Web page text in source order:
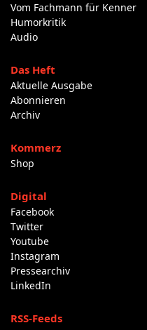
Vom Fachmann für Kenner
Humorkritik
Audio
Das Heft
Aktuelle Ausgabe
Abonnieren
Archiv
Kommerz
Shop
Digital
Facebook
Twitter
Youtube
Instagram
Pressearchiv
LinkedIn
RSS-Feeds